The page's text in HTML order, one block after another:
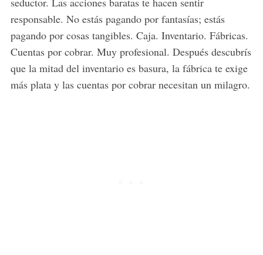
responsable. No estás pagando por fantasías; estás
pagando por cosas tangibles. Caja. Inventario. Fábricas.
Cuentas por cobrar. Muy profesional. Después descubrís
que la mitad del inventario es basura, la fábrica te exige
más plata y las cuentas por cobrar necesitan un milagro.